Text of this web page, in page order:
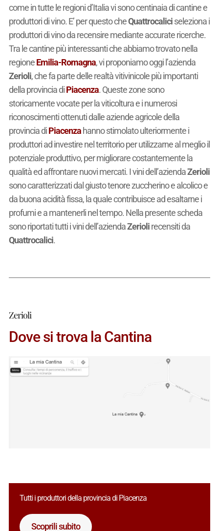
come in tutte le regioni d’Italia vi sono centinaia di cantine e
produttori di vino. E’ per questo cheQuattrocaliciseleziona i
produttori di vino da recensire mediante accurate ricerche.
Tra le cantine più interessanti che abbiamo trovato nella
regioneEmilia-Romagna, vi proponiamo oggi l’azienda
Zerioli, che fa parte delle realtà vitivinicole più importanti
della provincia diPiacenza. Queste zone sono
storicamente vocate per la viticoltura e i numerosi
riconoscimenti ottenuti dalle aziende agricole della
provincia diPiacenzahanno stimolato ulteriormente i
produttori ad investire nel territorio per utilizzarne al meglio il
potenziale produttivo, per migliorare costantemente la
qualità ed affrontare nuovi mercati. I vini dell’aziendaZerioli
sono caratterizzati dal giusto tenore zuccherino e alcolico e
da buona acidità fissa, la quale contribuisce ad esaltarne i
profumi e a mantenerli nel tempo. Nella presente scheda
sono riportati tutti i vini dell’aziendaZeriolirecensiti da
Quattrocalici.
Zerioli
Dove si trova la Cantina
Tutti i produttori della provincia di Piacenza
Scoprili subito